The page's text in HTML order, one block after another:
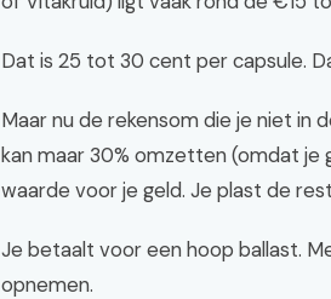
Dat is 25 tot 30 cent per capsule.
Maar nu de rekensom die je niet in
kan maar 30% omzetten (omdat je
waarde voor je geld. Je plast de
Je betaalt voor een hoop ballast.
opnemen.